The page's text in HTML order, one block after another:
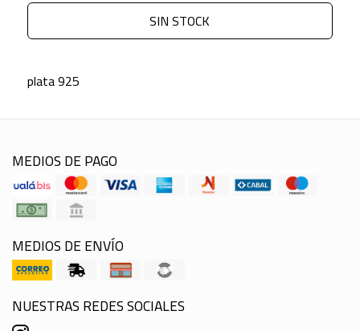
SIN STOCK
plata 925
MEDIOS DE PAGO
MEDIOS DE ENVÍO
NUESTRAS REDES SOCIALES